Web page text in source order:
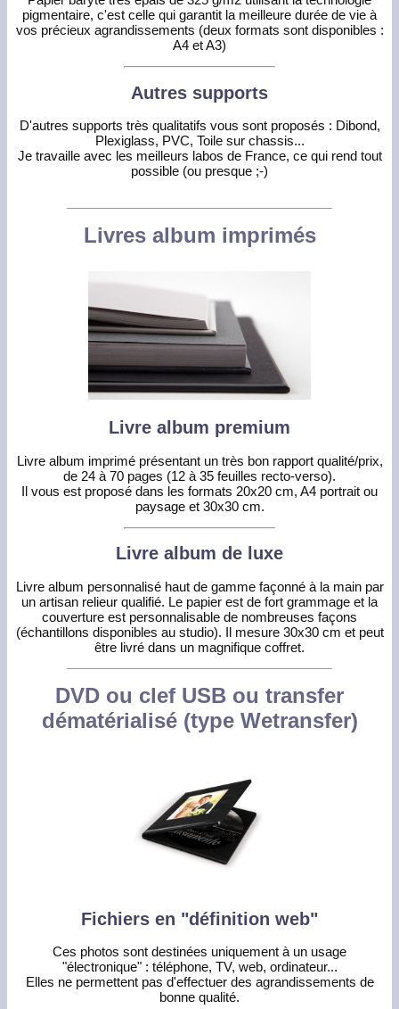
pigmentaire, c'est celle qui garantit la meilleure durée de vie à
vos précieux agrandissements (deux formats sont disponibles :
A4 et A3)
Autres supports
D'autres supports très qualitatifs vous sont proposés : Dibond,
Plexiglass, PVC, Toile sur chassis...
Je travaille avec les meilleurs labos de France, ce qui rend tout
possible (ou presque ;-)
Livres album imprimés
Livre album premium
Livre album imprimé présentant un très bon rapport qualité/prix,
de 24 à 70 pages (12 à 35 feuilles recto-verso).
Il vous est proposé dans les formats 20x20 cm, A4 portrait ou
paysage et 30x30 cm.
Livre album de luxe
Livre album personnalisé haut de gamme façonné à la main par
un artisan relieur qualifié. Le papier est de fort grammage et la
couverture est personnalisable de nombreuses façons
(échantillons disponibles au studio). Il mesure 30x30 cm et peut
être livré dans un magnifique coffret.
DVD ou clef USB ou transfer
dématérialisé (type Wetransfer)
Fichiers en "définition web"
Ces photos sont destinées uniquement à un usage
"électronique" : téléphone, TV, web, ordinateur...
Elles ne permettent pas d'effectuer des agrandissements de
bonne qualité.